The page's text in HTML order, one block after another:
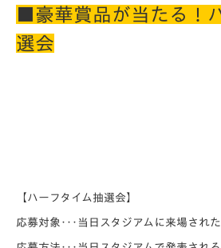
■豪華賞品が当たる！
選会
【ハーフタイム抽選会】
応募対象･･･当日スタジアムに来場され